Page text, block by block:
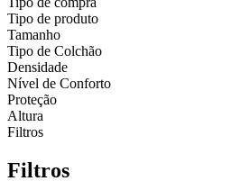
Tipo de produto
Tamanho
Tipo de Colchão
Densidade
Nível de Conforto
Proteção
Altura
Filtros
Filtros